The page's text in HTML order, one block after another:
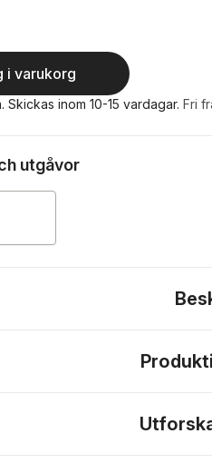
i varukorg
Skickas inom 10-15 vardagar. Fri
utgåvor